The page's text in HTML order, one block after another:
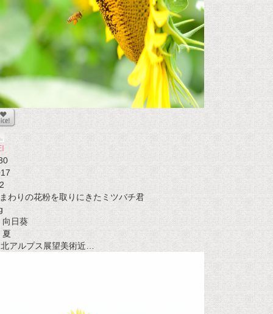
2
わりの花粉を取りにきたミツバチ君
向日葵
夏
アルプス展望美術近…